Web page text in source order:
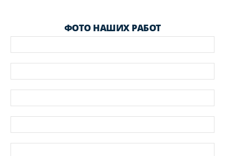
ФОТО НАШИХ РАБОТ